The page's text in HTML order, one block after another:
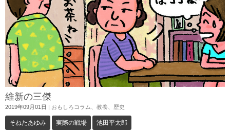
維新の三傑
2019年09月01日 | おもしろコラム 教養 歴史
そねたあゆみ 実際の戦場 池田平太郎